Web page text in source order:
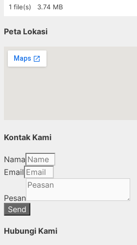
1 file(s) 3.74 MB
Peta Lokasi
Kontak Kami
Nama
Email
Pesan
Send
Hubungi Kami